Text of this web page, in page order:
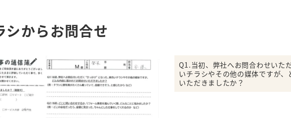
シからお問合せ
Q1.当初、弊社へお問合わせいた
いチラシやその他の媒体ですが
いただきましたか？